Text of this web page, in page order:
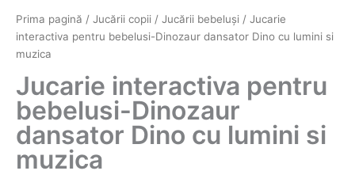
Prima pagină / Jucării copii / Jucării bebeluşi / Jucarie
interactiva pentru bebelusi-Dinozaur dansator Dino cu lumini si
muzica
Jucarie interactiva pentru
bebelusi-Dinozaur
dansator Dino cu lumini si
muzica